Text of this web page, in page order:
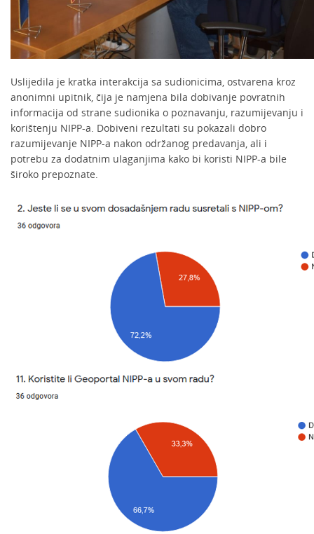
Uslijedila je kratka interakcija sa sudionicima, ostvarena kroz
anonimni upitnik, čija je namjena bila dobivanje povratnih
informacija od strane sudionika o poznavanju, razumijevanju i
korištenju NIPP-a. Dobiveni rezultati su pokazali dobro
razumijevanje NIPP-a nakon održanog predavanja, ali i
potrebu za dodatnim ulaganjima kako bi koristi NIPP-a bile
široko prepoznate.